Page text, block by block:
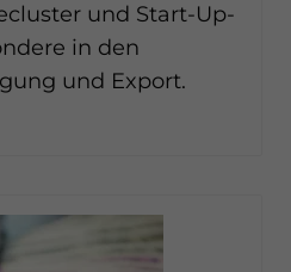
und Start-Up-
in den
und Export.